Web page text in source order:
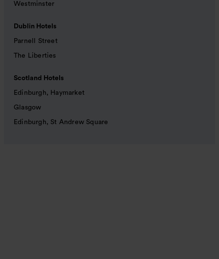
Westminster
Dublin Hotels
Parnell Street
The Liberties
Scotland Hotels
Edinburgh, Haymarket
Glasgow
Edinburgh, St Andrew Square